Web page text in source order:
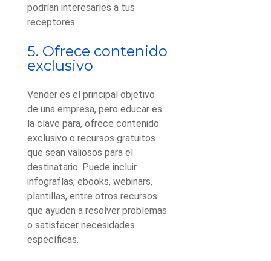
podrían interesarles a tus
receptores.
5. Ofrece contenido
exclusivo
Vender es el principal objetivo
de una empresa, pero educar es
la clave para, ofrece contenido
exclusivo o recursos gratuitos
que sean valiosos para el
destinatario. Puede incluir
infografías, ebooks, webinars,
plantillas, entre otros recursos
que ayuden a resolver problemas
o satisfacer necesidades
específicas.